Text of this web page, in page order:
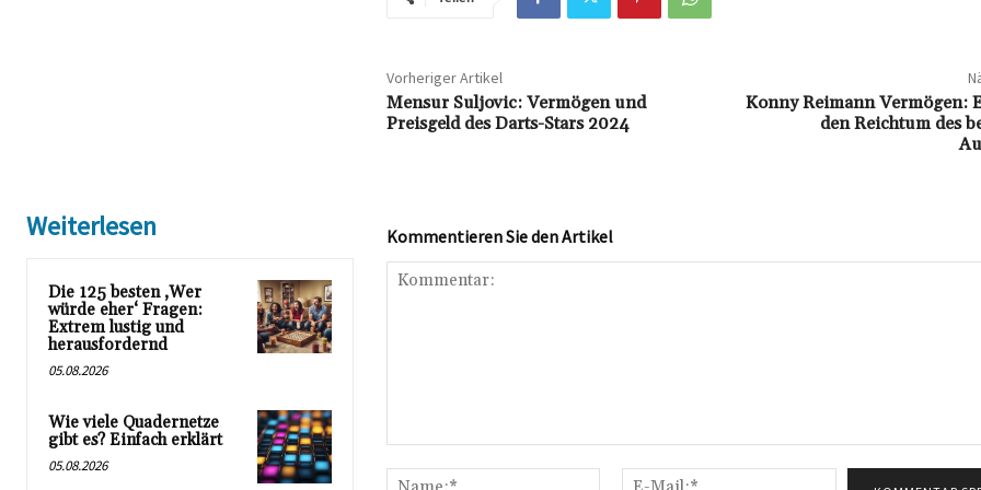
Vorheriger Artikel
Mensur Suljovic: Vermögen und
Preisgeld des Darts-Stars 2024
Konny Reimann Vermögen:
den Reichtum des
Weiterlesen
Die 125 besten ‚Wer
würde eher‘ Fragen:
Extrem lustig und
herausfordernd
05.08.2026
Wie viele Quadernetze
gibt es? Einfach erklärt
05.08.2026
Kommentieren Sie den Artikel
Name:*